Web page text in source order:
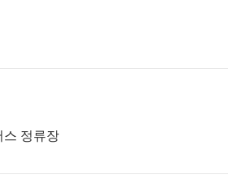
스 정류장